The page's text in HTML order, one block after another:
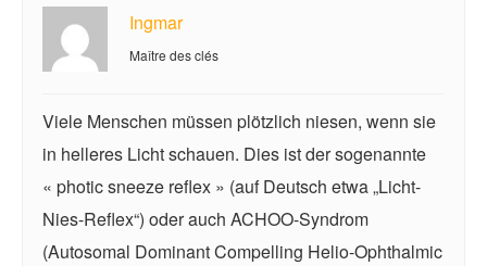
Ingmar
Maître des clés
Viele Menschen müssen plötzlich niesen, wenn sie
in helleres Licht schauen. Dies ist der sogenannte
« photic sneeze reflex » (auf Deutsch etwa „Licht-
Nies-Reflex“) oder auch ACHOO-Syndrom
(Autosomal Dominant Compelling Helio-Ophthalmic